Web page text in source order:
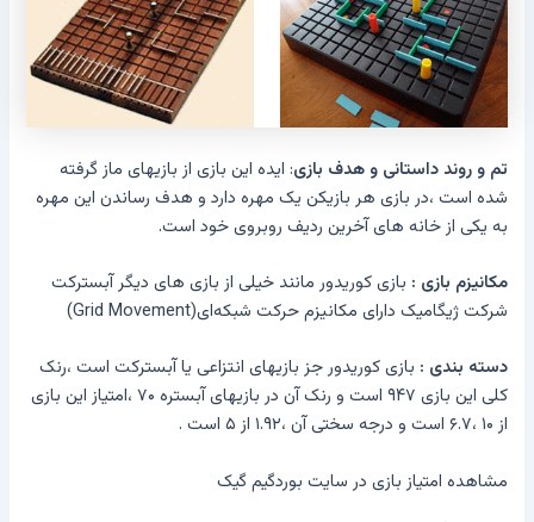
تم و روند داستانی و هدف بازی: ایده این بازی از بازیهای ماز گرفته
شده است ،در بازی هر بازیکن یک مهره دارد و هدف رساندن این مهره
به یکی از خانه های آخرین ردیف روبروی خود است.
مکانیزم بازی : بازی کوریدور مانند خیلی از بازی های دیگر آبسترکت
شرکت ژیگامیک دارای مکانیزم حرکت شبکه‌ای(Grid Movement)
دسته بندی : بازی کوریدور جز بازیهای انتزاعی یا آبسترکت است ،رنک
کلی این بازی ۹۴۷ است و رنک آن در بازیهای آبستره ۷۰ ،امتیاز این بازی
از ۱۰ ،۶.۷ است و درجه سختی آن ،۱.۹۲ از ۵ است .
مشاهده امتیاز بازی در سایت بوردگیم گیک